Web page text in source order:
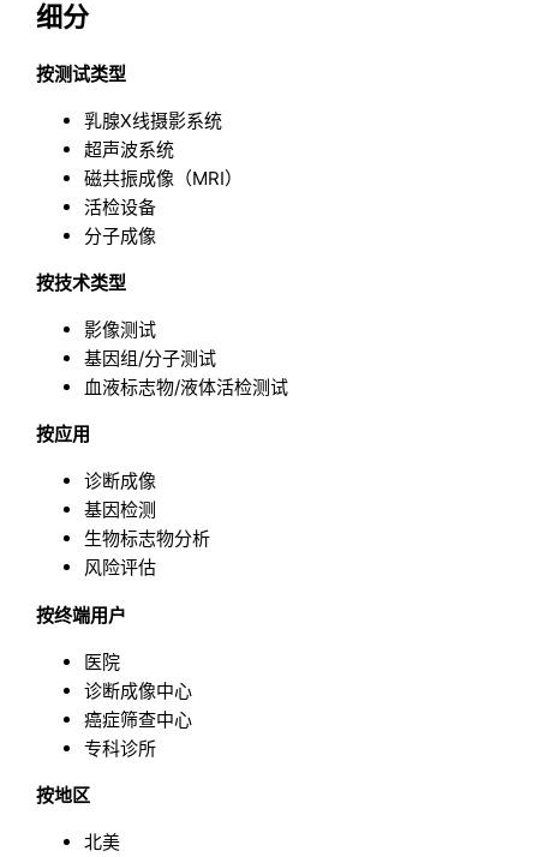
细分
按测试类型
乳腺X线摄影系统
超声波系统
磁共振成像（MRI）
活检设备
分子成像
按技术类型
影像测试
基因组/分子测试
血液标志物/液体活检测试
按应用
诊断成像
基因检测
生物标志物分析
风险评估
按终端用户
医院
诊断成像中心
癌症筛查中心
专科诊所
按地区
北美